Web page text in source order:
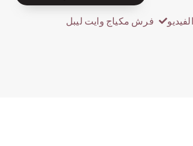
فرش مكياج وايت ليبل